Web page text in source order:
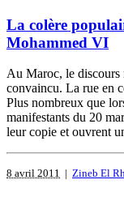
La colère
Mohammed VI
Au Maroc, le discours
convaincu. La rue en
Plus nombreux que
manifestants du 20
leur copie et ouvrent
8 avril 2011 | Zineb El